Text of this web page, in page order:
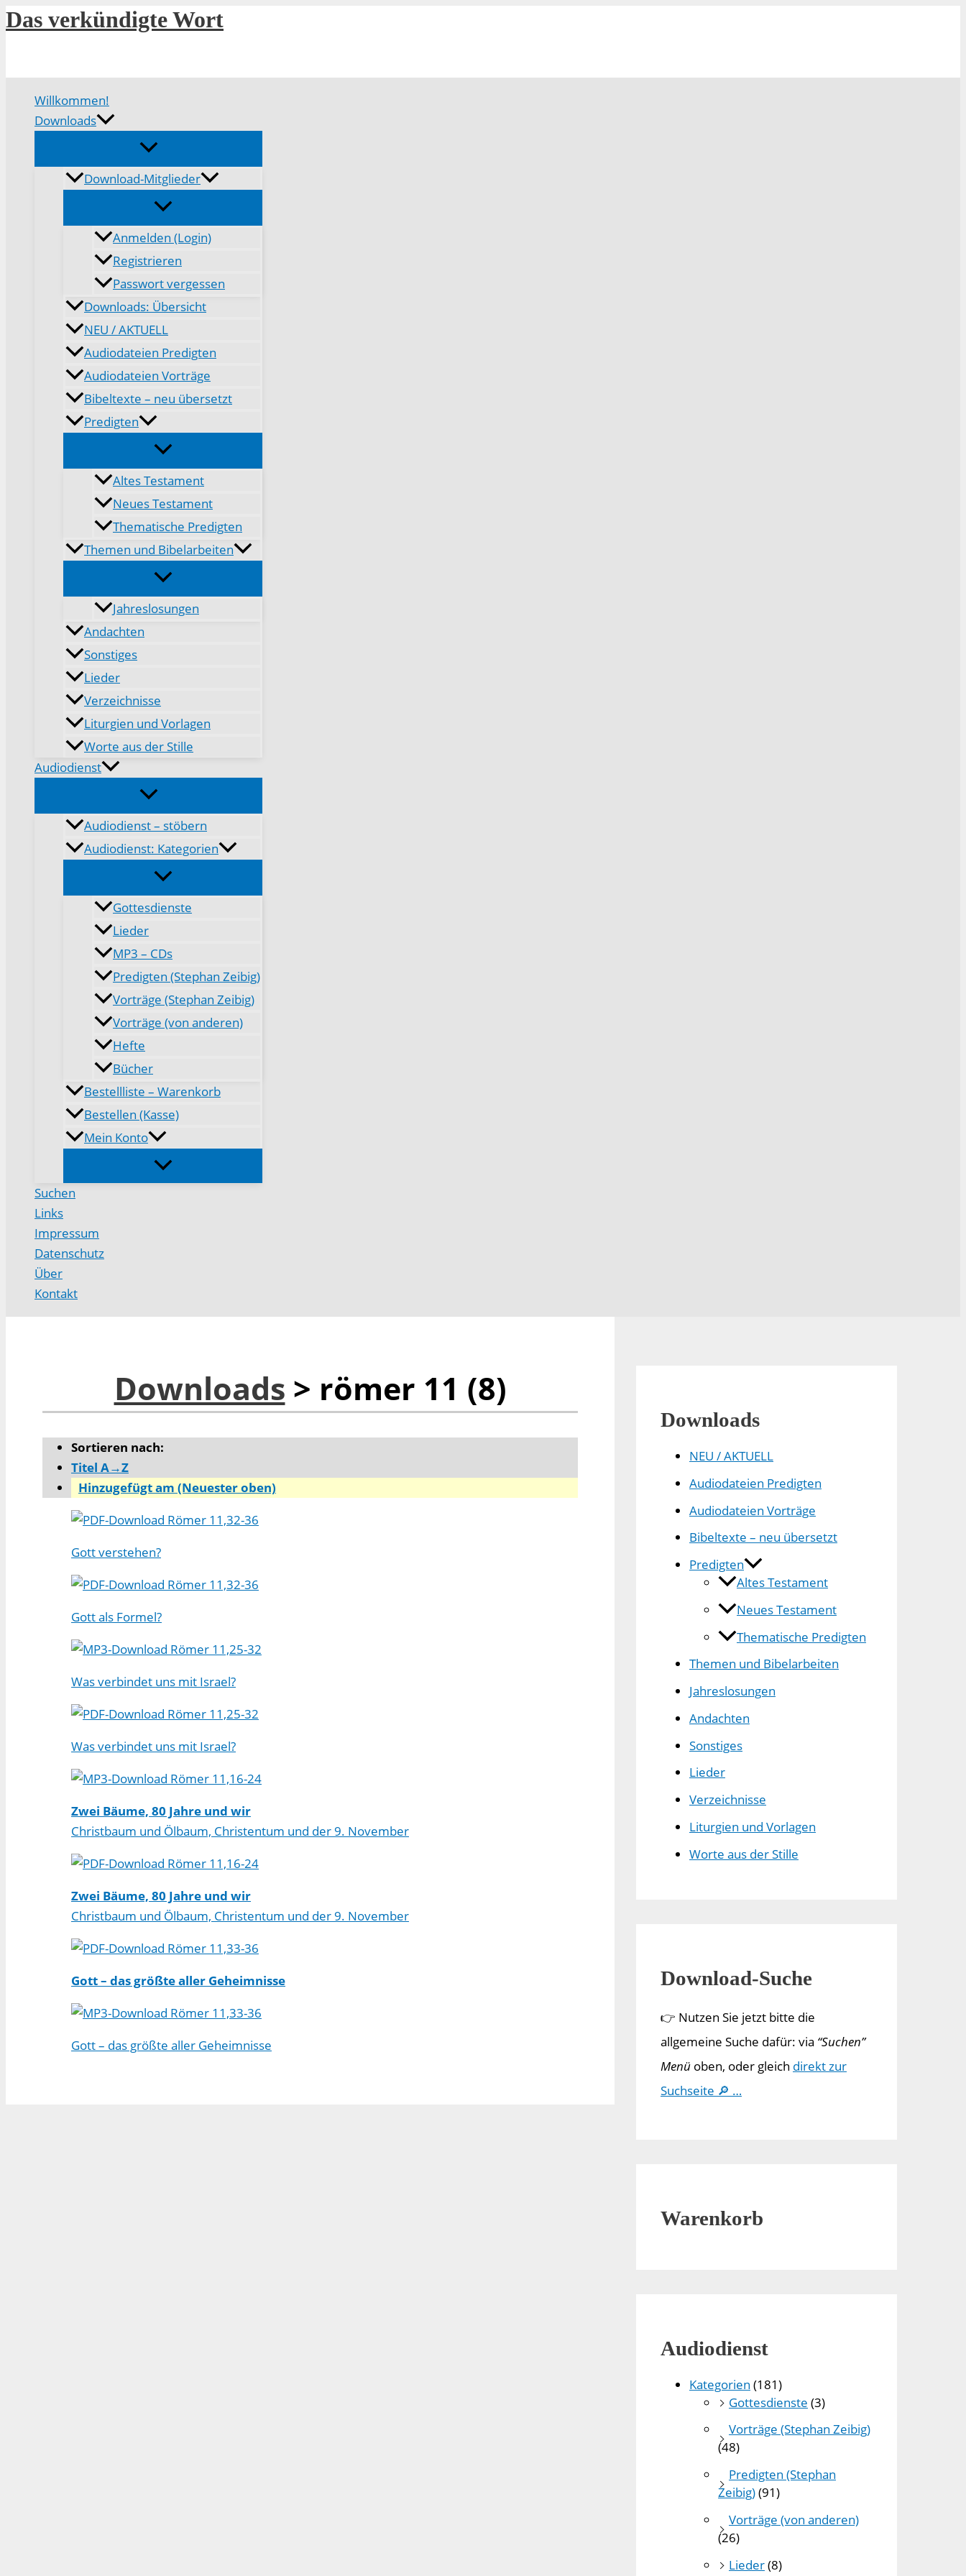
Zum
Inhalt
Das verkündigte Wort
Willkommen!
Downloads
Download-Mitglieder
Anmelden (Login)
Registrieren
Passwort vergessen
Downloads: Übersicht
NEU / AKTUELL
Audiodateien Predigten
Audiodateien Vorträge
Bibeltexte – neu übersetzt
Predigten
Altes Testament
Neues Testament
Thematische Predigten
Themen und Bibelarbeiten
Jahreslosungen
Andachten
Sonstiges
Lieder
Verzeichnisse
Liturgien und Vorlagen
Worte aus der Stille
Audiodienst
Audiodienst – stöbern
Audiodienst: Kategorien
Gottesdienste
Lieder
MP3 – CDs
Predigten (Stephan Zeibig)
Vorträge (Stephan Zeibig)
Vorträge (von anderen)
Hefte
Bücher
Bestellliste – Warenkorb
Bestellen (Kasse)
Mein Konto
Suchen
Links
Impressum
Datenschutz
Über
Kontakt
Downloads > römer 11 (8)
Sortieren nach:
Titel A→Z
Hinzugefügt am (Neuester oben)
Römer 11,32-36
Gott verstehen?
Römer 11,32-36
Gott als Formel?
Römer 11,25-32
Was verbindet uns mit Israel?
Römer 11,25-32
Was verbindet uns mit Israel?
Römer 11,16-24
Zwei Bäume, 80 Jahre und wir
Christbaum und Ölbaum, Christentum und der 9. November
Römer 11,16-24
Zwei Bäume, 80 Jahre und wir
Christbaum und Ölbaum, Christentum und der 9. November
Römer 11,33-36
Gott – das größte aller Geheimnisse
Römer 11,33-36
Gott – das größte aller Geheimnisse
Downloads
NEU / AKTUELL
Audiodateien Predigten
Audiodateien Vorträge
Bibeltexte – neu übersetzt
Predigten
Altes Testament
Neues Testament
Thematische Predigten
Themen und Bibelarbeiten
Jahreslosungen
Andachten
Sonstiges
Lieder
Verzeichnisse
Liturgien und Vorlagen
Worte aus der Stille
Download-Suche
👉 Nutzen Sie jetzt bitte die
allgemeine Suche dafür: via “Suchen”
Menü oben, oder gleich direkt zur
Suchseite 🔎 …
Warenkorb
Audiodienst
Kategorien (181)
Gottesdienste (3)
Vorträge (Stephan Zeibig)
(48)
Predigten (Stephan
Zeibig)(91)
Vorträge (von anderen)
(26)
Lieder(8)